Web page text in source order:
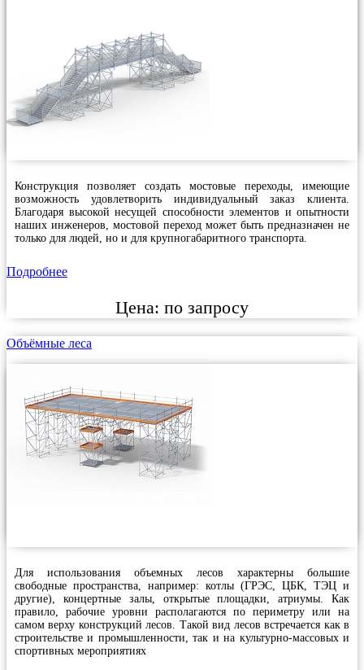
Конструкция позволяет создать мостовые переходы, имеющие
возможность удовлетворить индивидуальный заказ клиента.
Благодаря высокой несущей способности элементов и опытности
наших инженеров, мостовой переход может быть предназначен не
только для людей, но и для крупногабаритного транспорта.
Подробнее
Цена: по запросу
Объёмные леса
Для использования объемных лесов характерны большие
свободные пространства, например: котлы (ГРЭС, ЦБК, ТЭЦ и
другие), концертные залы, открытые площадки, атриумы. Как
правило, рабочие уровни располагаются по периметру или на
самом верху конструкций лесов. Такой вид лесов встречается как в
строительстве и промышленности, так и на культурно-массовых и
спортивных мероприятиях